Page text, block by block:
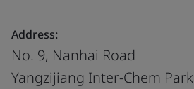
Address:
No. 9, Nanhai Road
Yangzijiang Inter-Chem Park